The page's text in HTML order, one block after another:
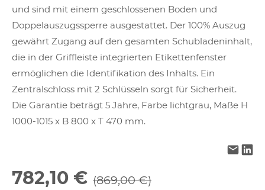
und sind mit einem geschlossenen Boden und
Doppelauszugssperre ausgestattet. Der 100% Auszug
gewährt Zugang auf den gesamten Schubladeninhalt,
die in der Griffleiste integrierten Etikettenfenster
ermöglichen die Identifikation des Inhalts. Ein
Zentralschloss mit 2 Schlüsseln sorgt für Sicherheit.
Die Garantie beträgt 5 Jahre, Farbe lichtgrau, Maße H
1000-1015 x B 800 x T 470 mm.
782,10 € (869,00 €)